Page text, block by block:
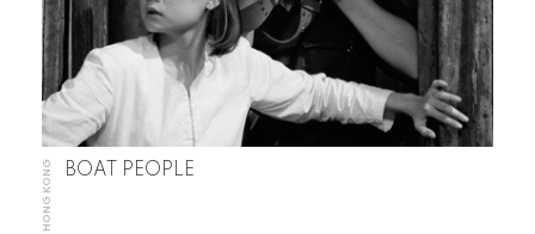
HONG KONG BOAT PEOPLE